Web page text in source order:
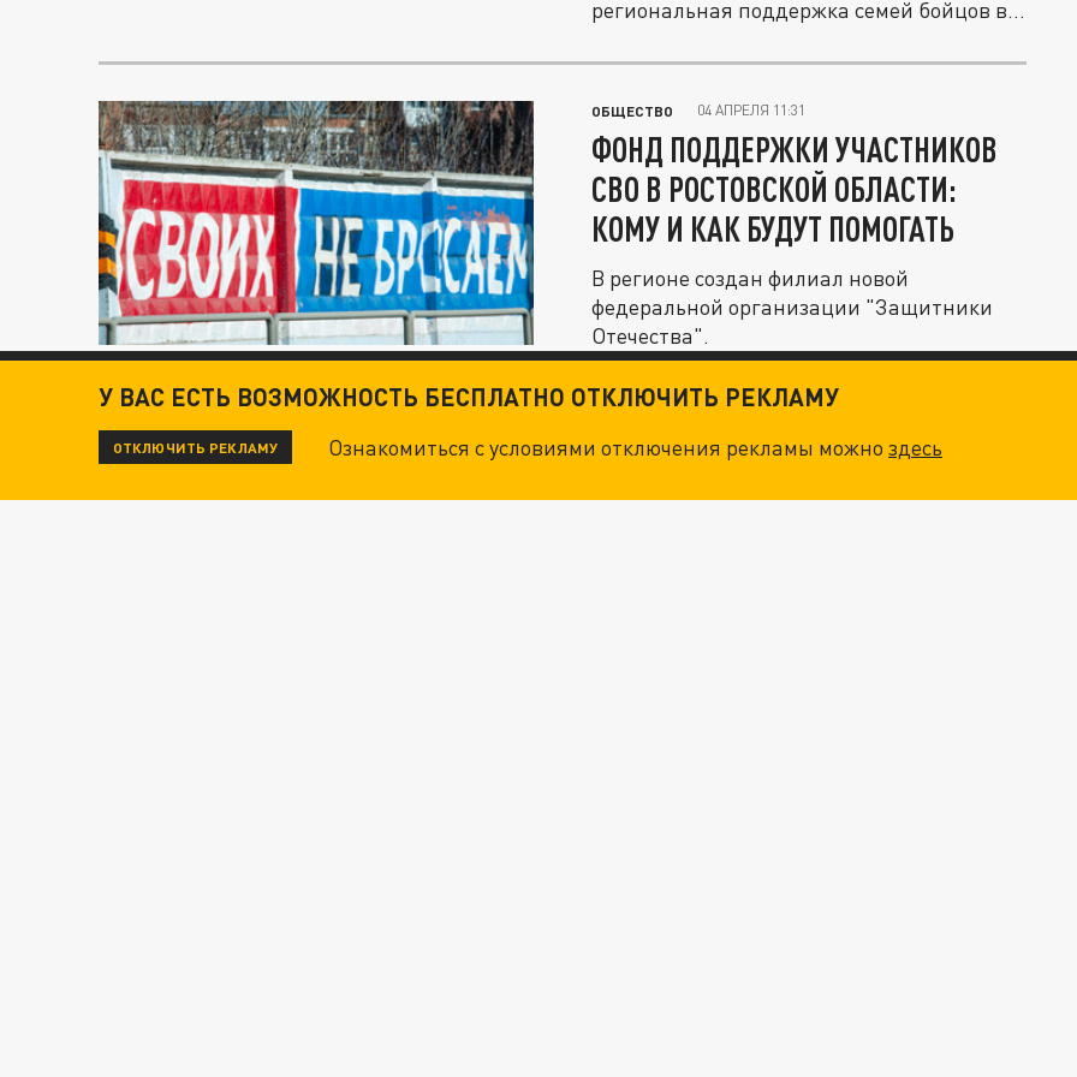
региональная поддержка семей бойцов в...
ОБЩЕСТВО 04 АПРЕЛЯ 11:31
ФОНД ПОДДЕРЖКИ УЧАСТНИКОВ
СВО В РОСТОВСКОЙ ОБЛАСТИ:
КОМУ И КАК БУДУТ ПОМОГАТЬ
В регионе создан филиал новой
федеральной организации "Защитники
Отечества".
У ВАС ЕСТЬ ВОЗМОЖНОСТЬ БЕСПЛАТНО ОТКЛЮЧИТЬ РЕКЛАМУ
ОТКЛЮЧИТЬ РЕКЛАМУ Ознакомиться с условиями отключения рекламы можноздесь